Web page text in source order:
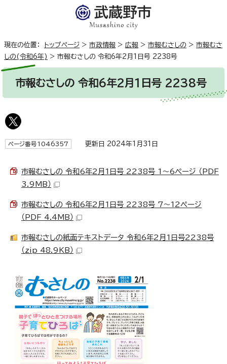
現在の位置： トップページ > 市政情報 > 広報 > 市報むさしの > 市報むさ
しの(令和6年) > 市報むさしの 令和6年2月1日号 2238号
市報むさしの 令和6年2月1日号 2238号
ページ番号1046357 更新日 2024年1月31日
市報むさしの 令和6年2月1日号 2238号 1～6ページ （PDF
3.9MB）
市報むさしの 令和6年2月1日号 2238号 7～12ページ
（PDF 4.4MB）
市報むさしの紙面テキストデータ 令和6年2月1日号2238号
（zip 48.9KB）